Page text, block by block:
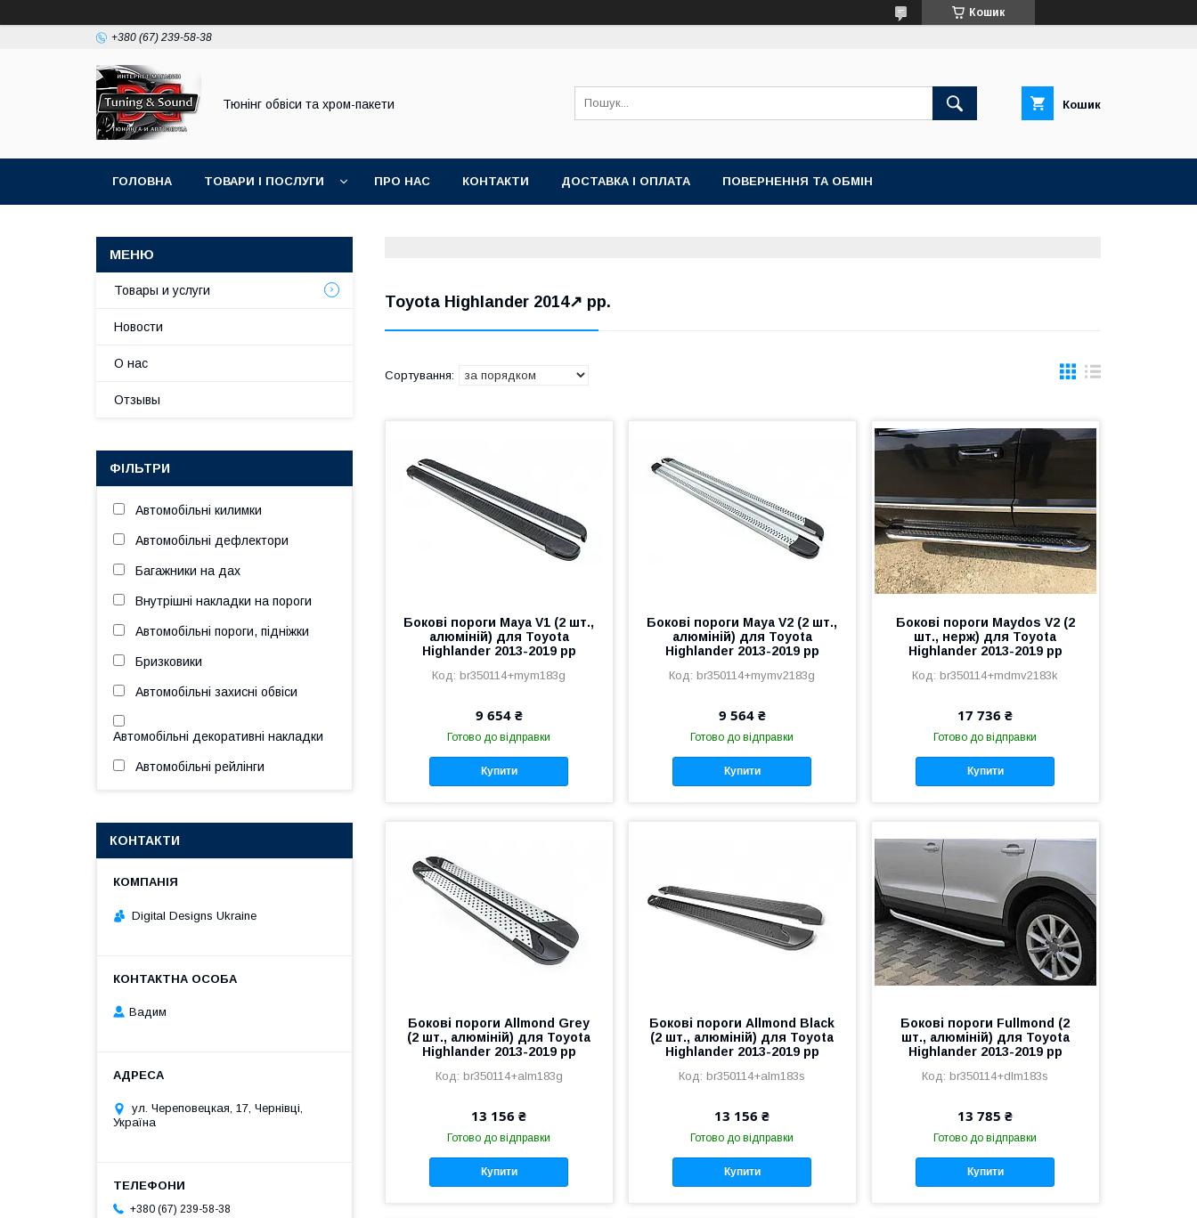
Кошик
+380 (67) 239-58-38
Тюнінг обвіси та хром-пакети Кошик
ГОЛОВНА ТОВАРИ І ПОСЛУГИ ПРО НАС КОНТАКТИ ДОСТАВКА І ОПЛАТА ПОВЕРНЕННЯ ТА ОБМІН
Toyota Highlander 2014↗ рр.
Бокові пороги Maya V1 (2 шт.,
алюміній) для Toyota
Highlander 2013-2019 рр
br350114+mym183g
9 654 ₴
Готово до відправки
Купити
Бокові пороги Maya V2 (2 шт.,
алюміній) для Toyota
Highlander 2013-2019 рр
br350114+mymv2183g
9 564 ₴
Готово до відправки
Купити
Бокові пороги Maydos V2 (2
шт., нерж) для Toyota
Highlander 2013-2019 рр
br350114+mdmv2183k
17 736 ₴
Готово до відправки
Купити
Бокові пороги Allmond Grey
(2 шт., алюміній) для Toyota
Highlander 2013-2019 рр
br350114+alm183g
13 156 ₴
Готово до відправки
Купити
Бокові пороги Allmond Black
(2 шт., алюміній) для Toyota
Highlander 2013-2019 рр
br350114+alm183s
13 156 ₴
Готово до відправки
Купити
Бокові пороги Fullmond (2
шт., алюміній) для Toyota
Highlander 2013-2019 рр
br350114+dlm183s
13 785 ₴
Готово до відправки
Купити
Товары и услуги
Новости
О нас
Отзывы
ФІЛЬТРИ
Автомобільні килимки
Автомобільні дефлектори
Багажники на дах
Внутрішні накладки на пороги
Автомобільні пороги, підніжки
Бризковики
Автомобільні захисні обвіси
Автомобільні декоративні накладки
Автомобільні рейлінги
КОНТАКТИ
Digital Designs Ukraine
Вадим
ул. Череповецкая, 17, Чернівці,
Україна
+380 (67) 239-58-38